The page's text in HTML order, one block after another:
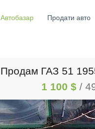
Автобазар Продати авто
Продам ГАЗ 51
1 100 $ /